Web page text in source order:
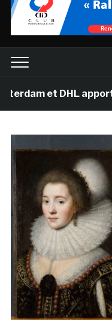
et DHL apportent